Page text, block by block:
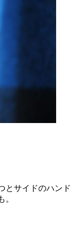
とサイドのハンド
。